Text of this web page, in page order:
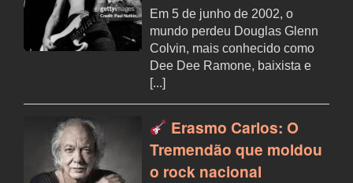
Em 5 de junho de 2002, o
mundo perdeu Douglas Glenn
Colvin, mais conhecido como
Dee Dee Ramone, baixista e
[...]
Erasmo Carlos: O
Tremendão que moldou
o rock nacional